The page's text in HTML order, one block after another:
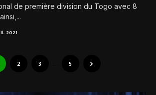
de première division du Togo avec 8
2021
2 3 5